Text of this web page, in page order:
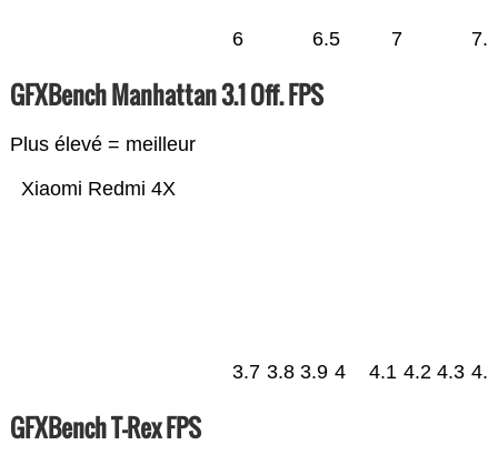
6 6.5 7 7.5
GFXBench Manhattan 3.1 Off. FPS
Plus élevé = meilleur
Xiaomi Redmi 4X
3.7 3.8 3.9 4 4.1 4.2 4.3 4.4
GFXBench T-Rex FPS